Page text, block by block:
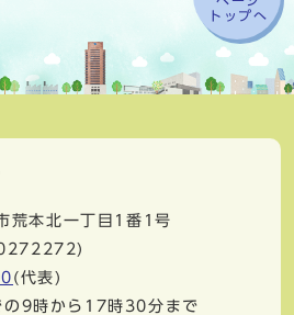
トップへ
荒本北一丁目1番1号
(代表)
の9時から17時30分まで